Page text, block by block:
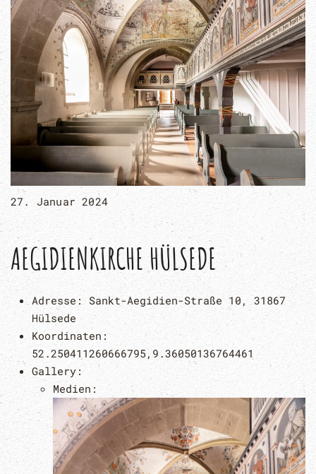
27. Januar 2024
AEGIDIENKIRCHE HÜLSEDE
Adresse: Sankt-Aegidien-Straße 10, 31867
Hülsede
Koordinaten:
52.250411260666795,9.36050136764461
Gallery:
Medien: